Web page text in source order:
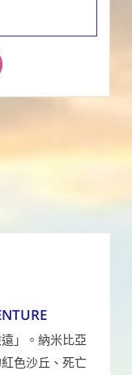
」。納米比亞
色沙丘、死亡